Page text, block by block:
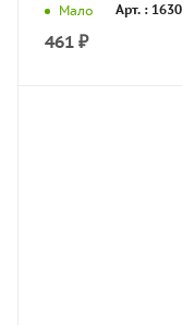
Мало Арт. :
461 ₽